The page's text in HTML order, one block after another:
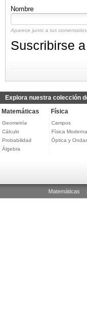
Nombre
Aparece junto a tus comentarios.
Suscribirse a
Explora nuestra colección
Matemáticas
Geometría
Cálculo
Probabilidad
Álgebra
Física
Campos
Física Moderna
Óptica y
Matemáticas